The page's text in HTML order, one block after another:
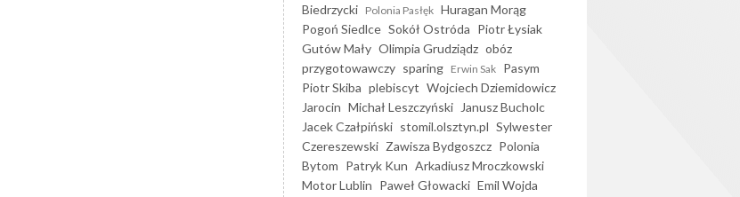
Biedrzycki Polonia Pasłęk Huragan Morąg
Pogoń Siedlce Sokół Ostróda Piotr Łysiak
Gutów Mały Olimpia Grudziądz obóz
przygotowawczy sparing Erwin Sak Pasym
Piotr Skiba plebiscyt Wojciech Dziemidowicz
Jarocin Michał Leszczyński
Janusz Bucholc
Jacek Czałpiński stomil.olsztyn.pl Sylwester
Czereszewski Zawisza Bydgoszcz Polonia
Bytom Patryk Kun Arkadiusz Mroczkowski
Motor Lublin Paweł Głowacki Emil Wojda